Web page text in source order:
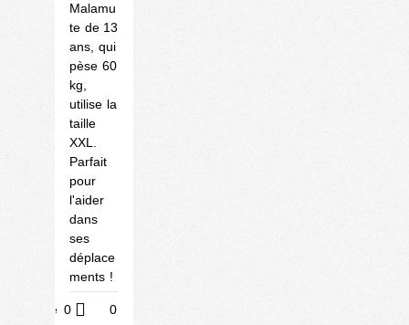
Malamu
te de 13
ans, qui
pèse 60
kg,
utilise la
taille
XXL.
Parfait
pour
l'aider
dans
ses
déplace
ments !
Utile 0 0